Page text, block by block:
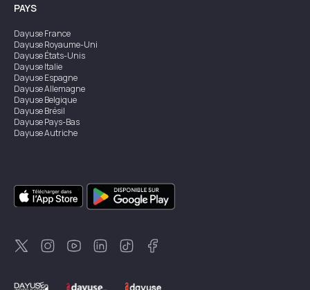
PAYS
DayuseFrance
DayuseRoyaume-Uni
DayuseÉtats-Unis
DayuseItalie
DayuseEspagne
DayuseAllemagne
DayuseBelgique
DayuseBrésil
DayusePays-Bas
DayuseAutriche
DayuseSingapour
DayuseSuède
DayuseThaïlande
DayuseNouvelle-Zélande
DayuseTurquie